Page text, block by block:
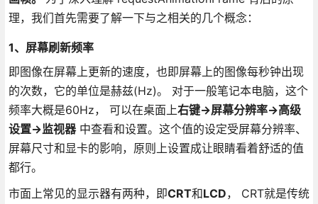
理，我们首先需要了解一下与之相关的几个概念：
1、屏幕刷新频率
即图像在屏幕上更新的速度，也即屏幕上的图像每秒钟出现
的次数，它的单位是赫兹(Hz)。 对于一般笔记本电脑，这个
频率大概是60Hz， 可以在桌面上右键->屏幕分辨率->高级
设置->监视器中查看和设置。这个值的设定受屏幕分辨率、
屏幕尺寸和显卡的影响，原则上设置成让眼睛看着舒适的值
都行。
市面上常见的显示器有两种，即CRT和LCD， CRT就是传统